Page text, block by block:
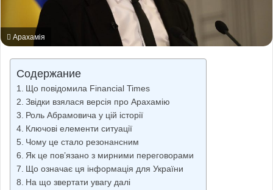
Арахамія
Содержание
Що повідомила Financial Times
Звідки взялася версія про Арахамію
Роль Абрамовича у цій історії
Ключові елементи ситуації
Чому це стало резонансним
Як це пов’язано з мирними переговорами
Що означає ця інформація для України
На що звертати увагу далі